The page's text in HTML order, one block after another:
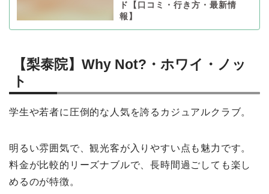
ド【口コミ・行き方・最新情
報】
【梨泰院】Why Not?・ホワイ・ノッ
ト
学生や若者に圧倒的な人気を誇るカジュアルクラブ。
明るい雰囲気で、観光客が入りやすい点も魅力です。
料金が比較的リーズナブルで、長時間過ごしても楽し
めるのが特徴。